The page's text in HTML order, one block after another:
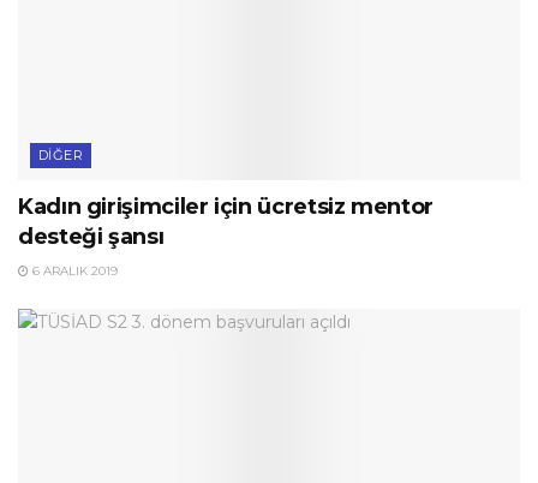
DIĞER
Kadın girişimciler için ücretsiz mentor
desteği şansı
6 ARALIK 2019